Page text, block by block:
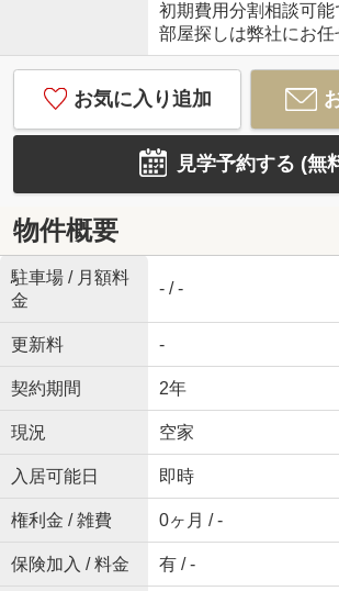
初期費用分割相談可
部屋探しは弊社にお任
お気に入り追加
見学予約する (無
物件概要
駐車場 / 月額料
金
- / -
更新料 -
契約期間 2年
現況 空家
入居可能日 即時
権利金 / 雑費 0ヶ月 / -
保険加入 / 料金 有 / -